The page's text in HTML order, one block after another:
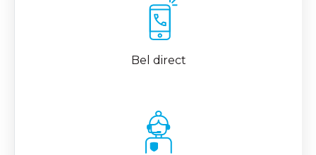
Bel direct